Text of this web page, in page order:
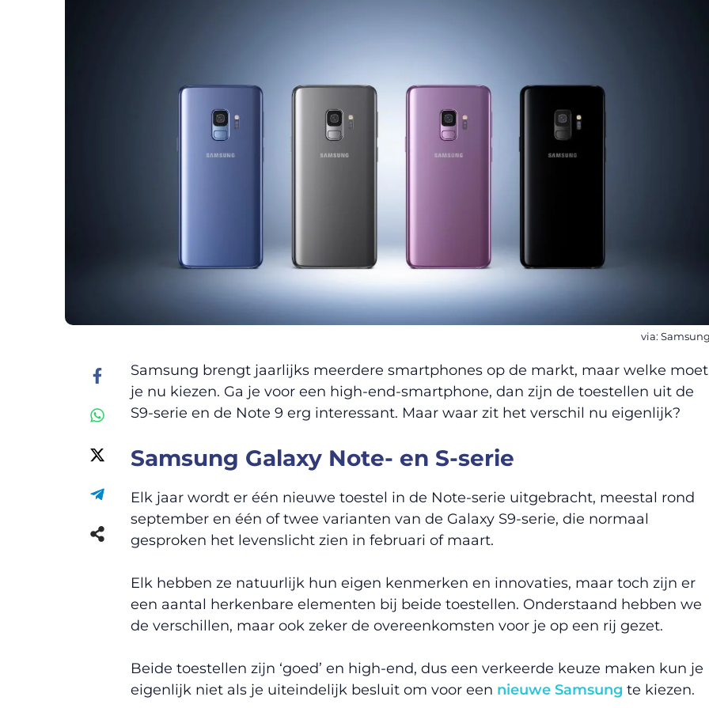
via:
Samsung brengt jaarlijks meerdere smartphones op de markt, maar welke moet
je nu kiezen. Ga je voor een high-end-smartphone, dan zijn de toestellen uit de
S9-serie en de Note 9 erg interessant. Maar waar zit het verschil nu eigenlijk?
Samsung Galaxy Note- en S-serie
Elk jaar wordt er één nieuwe toestel in de Note-serie uitgebracht, meestal rond
september en één of twee varianten van de Galaxy S9-serie, die normaal
gesproken het levenslicht zien in februari of maart.
Elk hebben ze natuurlijk hun eigen kenmerken en innovaties, maar toch zijn er
een aantal herkenbare elementen bij beide toestellen. Onderstaand hebben we
de verschillen, maar ook zeker de overeenkomsten voor je op een rij gezet.
Beide toestellen zijn ‘goed’ en high-end, dus een verkeerde keuze maken kun je
eigenlijk niet als je uiteindelijk besluit om voor een nieuwe Samsung te kiezen.